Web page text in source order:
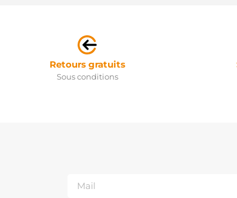
Retours gratuits
Sous conditions